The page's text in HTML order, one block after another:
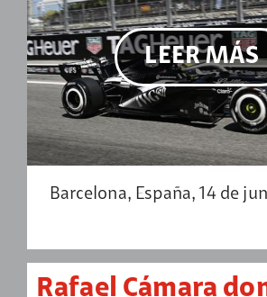
LEER MÁS
Barcelona, España, 14 de